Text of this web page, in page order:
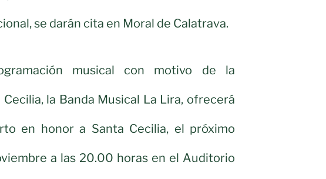
se darán cita en Moral de Calatrava.
musical con motivo de la
la Banda Musical La Lira, ofrecerá
en honor a Santa Cecilia, el próximo
a las 20.00 horas en el Auditorio